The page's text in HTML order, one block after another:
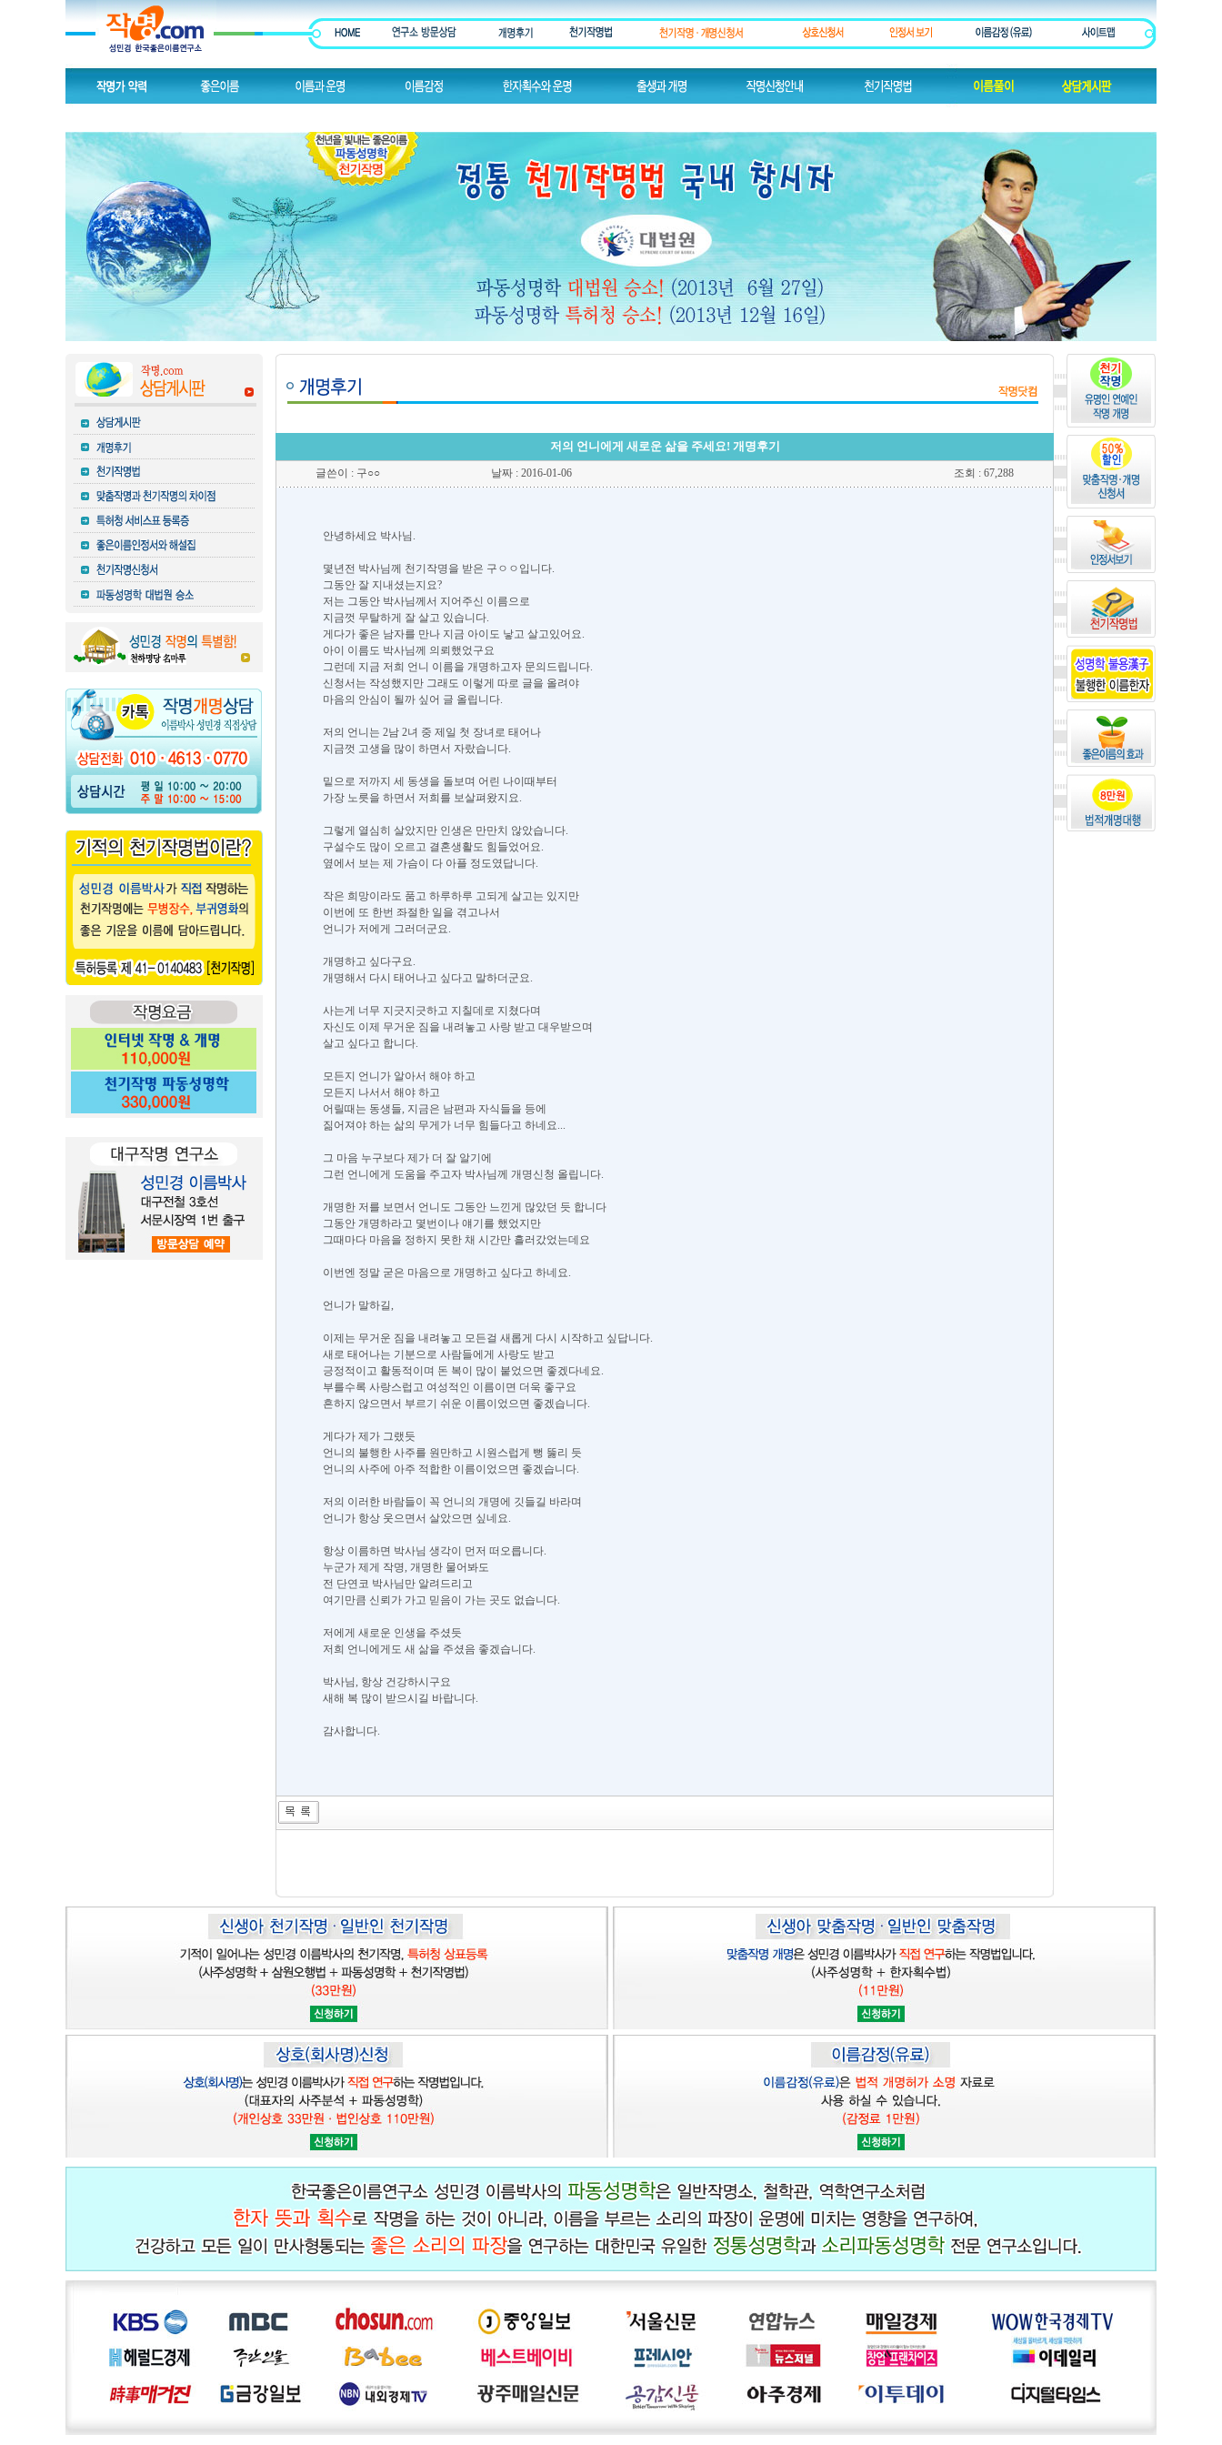
저의 언니에게 새로운 삶을 주세요! 개명후기
글쓴이 : 구○○ 날짜 : 2016-01-06 조회 : 67,288
안녕하세요 박사님.
몇년전 박사님께 천기작명을 받은 구ㅇㅇ입니다.
그동안 잘 지내셨는지요?
저는 그동안 박사님께서 지어주신 이름으로
지금껏 무탈하게 잘 살고 있습니다.
게다가 좋은 남자를 만나 지금 아이도 낳고 살고있어요.
아이 이름도 박사님께 의뢰했었구요
그런데 지금 저희 언니 이름을 개명하고자 문의드립니다.
신청서는 작성했지만 그래도 이렇게 따로 글을 올려야
마음의 안심이 될까 싶어 글 올립니다.
저의 언니는 2남 2녀 중 제일 첫 장녀로 태어나
지금껏 고생을 많이 하면서 자랐습니다.
밑으로 저까지 세 동생을 돌보며 어린 나이때부터
가장 노릇을 하면서 저희를 보살펴왔지요.
그렇게 열심히 살았지만 인생은 만만치 않았습니다.
구설수도 많이 오르고 결혼생활도 힘들었어요.
옆에서 보는 제 가슴이 다 아플 정도였답니다.
작은 희망이라도 품고 하루하루 고되게 살고는 있지만
이번에 또 한번 좌절한 일을 겪고나서
언니가 저에게 그러더군요.
개명하고 싶다구요.
개명해서 다시 태어나고 싶다고 말하더군요.
사는게 너무 지긋지긋하고 지칠데로 지쳤다며
자신도 이제 무거운 짐을 내려놓고 사랑 받고 대우받으며
살고 싶다고 합니다.
모든지 언니가 알아서 해야 하고
모든지 나서서 해야 하고
어릴때는 동생들, 지금은 남편과 자식들을 등에
짊어져야 하는 삶의 무게가 너무 힘들다고 하네요...
그 마음 누구보다 제가 더 잘 알기에
그런 언니에게 도움을 주고자 박사님께 개명신청 올립니다.
개명한 저를 보면서 언니도 그동안 느낀게 많았던 듯 합니다
그동안 개명하라고 몇번이나 얘기를 했었지만
그때마다 마음을 정하지 못한 채 시간만 흘러갔었는데요
이번엔 정말 굳은 마음으로 개명하고 싶다고 하네요.
언니가 말하길,
이제는 무거운 짐을 내려놓고 모든걸 새롭게 다시 시작하고 싶답니다.
새로 태어나는 기분으로 사람들에게 사랑도 받고
긍정적이고 활동적이며 돈 복이 많이 붙었으면 좋겠다네요.
부를수록 사랑스럽고 여성적인 이름이면 더욱 좋구요
흔하지 않으면서 부르기 쉬운 이름이었으면 좋겠습니다.
게다가 제가 그랬듯
언니의 불행한 사주를 원만하고 시원스럽게 뻥 뚫리 듯
언니의 사주에 아주 적합한 이름이었으면 좋겠습니다.
저의 이러한 바람들이 꼭 언니의 개명에 깃들길 바라며
언니가 항상 웃으면서 살았으면 싶네요.
항상 이름하면 박사님 생각이 먼저 떠오릅니다.
누군가 제게 작명, 개명한 물어봐도
전 단연코 박사님만 알려드리고
여기만큼 신뢰가 가고 믿음이 가는 곳도 없습니다.
저에게 새로운 인생을 주셨듯
저희 언니에게도 새 삶을 주셨음 좋겠습니다.
박사님, 항상 건강하시구요
새해 복 많이 받으시길 바랍니다.
감사합니다.